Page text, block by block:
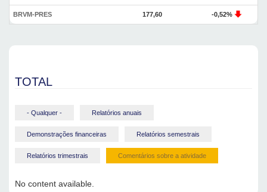
BRVM-PRES 177,60 -0,52%
TOTAL
- Qualquer - Relatórios anuais
Demonstrações financeiras Relatórios semestrais
Relatórios trimestrais Comentários sobre a atividade
No content available.